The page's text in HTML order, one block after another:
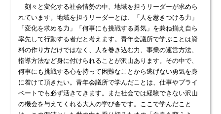
刻々と変化する社会情勢の中、地域を担うリーダーが求めら
れています。地域を担うリーダーとは、「人を惹きつける力」
「変化を求める力」「何事にも挑戦する勇気」を兼ね揃え自ら
率先して行動する者だと考えます。青年会議所で学ぶことは資
料の作り方だけではなく、人を巻き込む力、事業の運営方法、
指導方法など身に付けられることが沢山あります。その中で、
何事にも挑戦する心を持って困難なことから逃げない勇気を身
に着けて頂きたい。青年会議所で学んだことは、仕事やプライ
ベートでも必ず活きてきます。また社会では経験できない沢山
の機会を与えてくれる大人の学び舎です。ここで学んだこと